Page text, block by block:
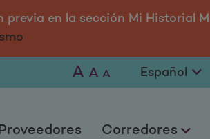
para
en la sección Mi Historial
Corredores
A A A